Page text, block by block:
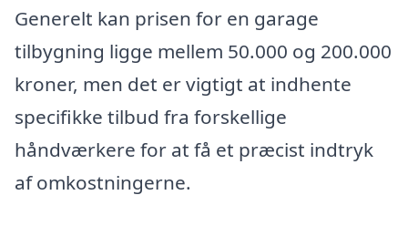
Generelt kan prisen for en garage
tilbygning ligge mellem 50.000 og 200.000
kroner, men det er vigtigt at indhente
specifikke tilbud fra forskellige
håndværkere for at få et præcist indtryk
af omkostningerne.